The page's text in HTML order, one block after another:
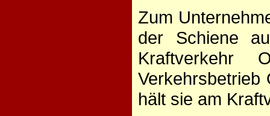
Zum
der Schiene
Kraftverkehr
Verkehrsbetrieb
hält sie am